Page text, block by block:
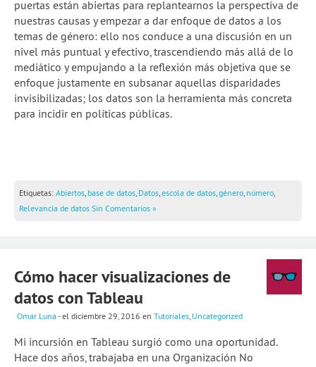
puertas están abiertas para replantearnos la perspectiva de
nuestras causas y empezar a dar enfoque de datos a los
temas de género: ello nos conduce a una discusión en un
nivel más puntual y efectivo, trascendiendo más allá de lo
mediático y empujando a la reflexión más objetiva que se
enfoque justamente en subsanar aquellas disparidades
invisibilizadas; los datos son la herramienta más concreta
para incidir en políticas públicas.
Etiquetas: Abiertos, base de datos, Datos,escola de datos,género, número,
Relevancia de datos Sin Comentarios »
Cómo hacer visualizaciones de
datos con Tableau
Omar Luna - el diciembre 29, 2016 en Tutoriales, Uncategorized
Mi incursión en Tableau surgió como una oportunidad.
Hace dos años, trabajaba en una Organización No